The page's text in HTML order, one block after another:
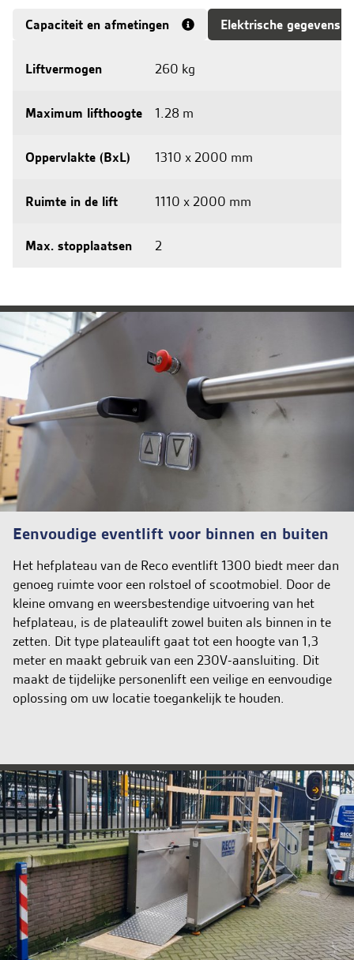
Capaciteit en afmetingen Elektrische gegevens
Liftvermogen 260 kg
Maximum lifthoogte 1.28 m
Oppervlakte (BxL) 1310 x 2000 mm
Ruimte in de lift 1110 x 2000 mm
Max. stopplaatsen 2
Eenvoudige eventlift voor binnen en buiten
Het hefplateau van de Reco eventlift 1300 biedt meer dan
genoeg ruimte voor een rolstoel of scootmobiel. Door de
kleine omvang en weersbestendige uitvoering van het
hefplateau, is de plateaulift zowel buiten als binnen in te
zetten. Dit type plateaulift gaat tot een hoogte van 1,3
meter en maakt gebruik van een 230V-aansluiting. Dit
maakt de tijdelijke personenlift een veilige en eenvoudige
oplossing om uw locatie toegankelijk te houden.